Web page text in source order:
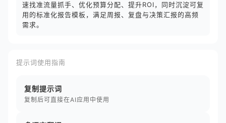
速找准流量抓手、优化预算分配、提升ROI，同时沉淀可复
用的标准化报告模板，满足周报、复盘与决策汇报的高频
需求。
提示词使用指南
复制提示词
复制后可直接在AI应用中使用